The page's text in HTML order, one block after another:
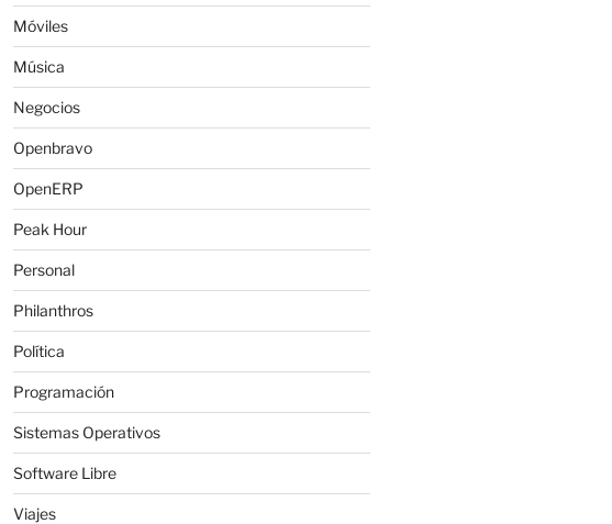
Móviles
Música
Negocios
Openbravo
OpenERP
Peak Hour
Personal
Philanthros
Política
Programación
Sistemas Operativos
Software Libre
Viajes